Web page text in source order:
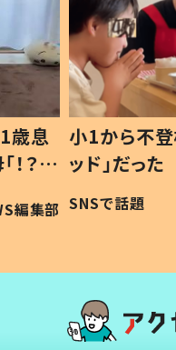
歳息
？」
編集部
小1から不登
ッド」だっ
作り続ける
#令和の子
SNSで話題